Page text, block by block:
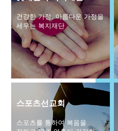
교회주보
교회 앨범
행사 사진
입성식 사진
새가족 사진
교우 가정 심방
건강한 가정, 아름다운 가정을
세우는 복지재단
스포츠선교회
스포츠를 통하여 복음을